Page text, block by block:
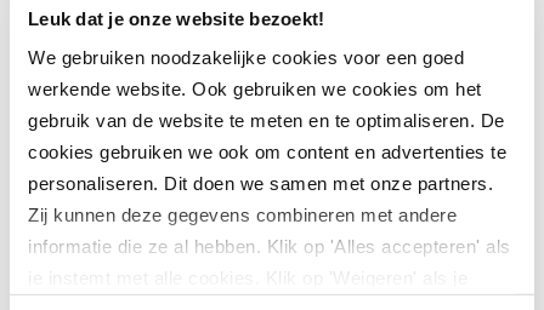
Leuk dat je onze website bezoekt!
We gebruiken noodzakelijke cookies voor een goed
werkende website. Ook gebruiken we cookies om het
gebruik van de website te meten en te optimaliseren. De
cookies gebruiken we ook om content en advertenties te
personaliseren. Dit doen we samen met onze partners.
Zij kunnen deze gegevens combineren met andere
informatie die ze al hebben. Klik op 'Alles accepteren' als
#2 Duurzame bedrijfsvoering
We ondernemen met respect voor natuur en milieu. Daarbij
houden we onze eigen CO -footprint zo laag mogelijk.
Tegelijkertijd weten we ook: in onze bedrijfsvoering is altijd
nog iets te winnen. Denk aan het verlagen van ons
energieverbruik. Of de keuzes die we maken voor ons
kantoor en de mobiliteit van onze medewerkers.